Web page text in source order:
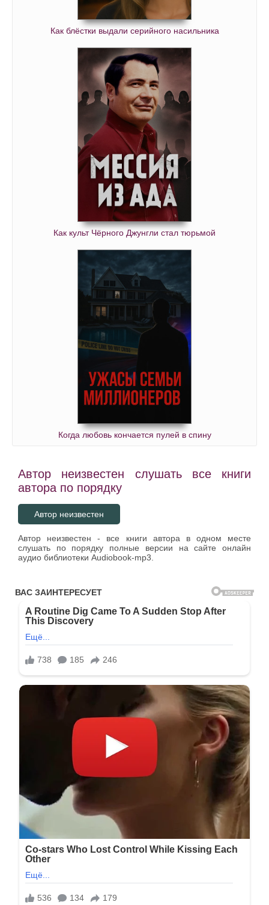
Как блёстки выдали серийного насильника
Как культ Чёрного Джунгли стал тюрьмой
Когда любовь кончается пулей в спину
Автор неизвестен слушать все книги
автора по порядку
Автор неизвестен
Автор неизвестен - все книги автора в одном месте
слушать по порядку полные версии на сайте онлайн
аудио библиотеки Audiobook-mp3.